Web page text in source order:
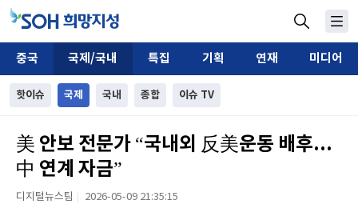
중국 국제/국내 특집 기획 연재 미디어
핫이슈 국제 국내 종합 이슈 TV
美 안보 전문가 “국내외 反美운동 배후...
中 연계 자금”
디지털뉴스팀 2026-05-09 21:35:15